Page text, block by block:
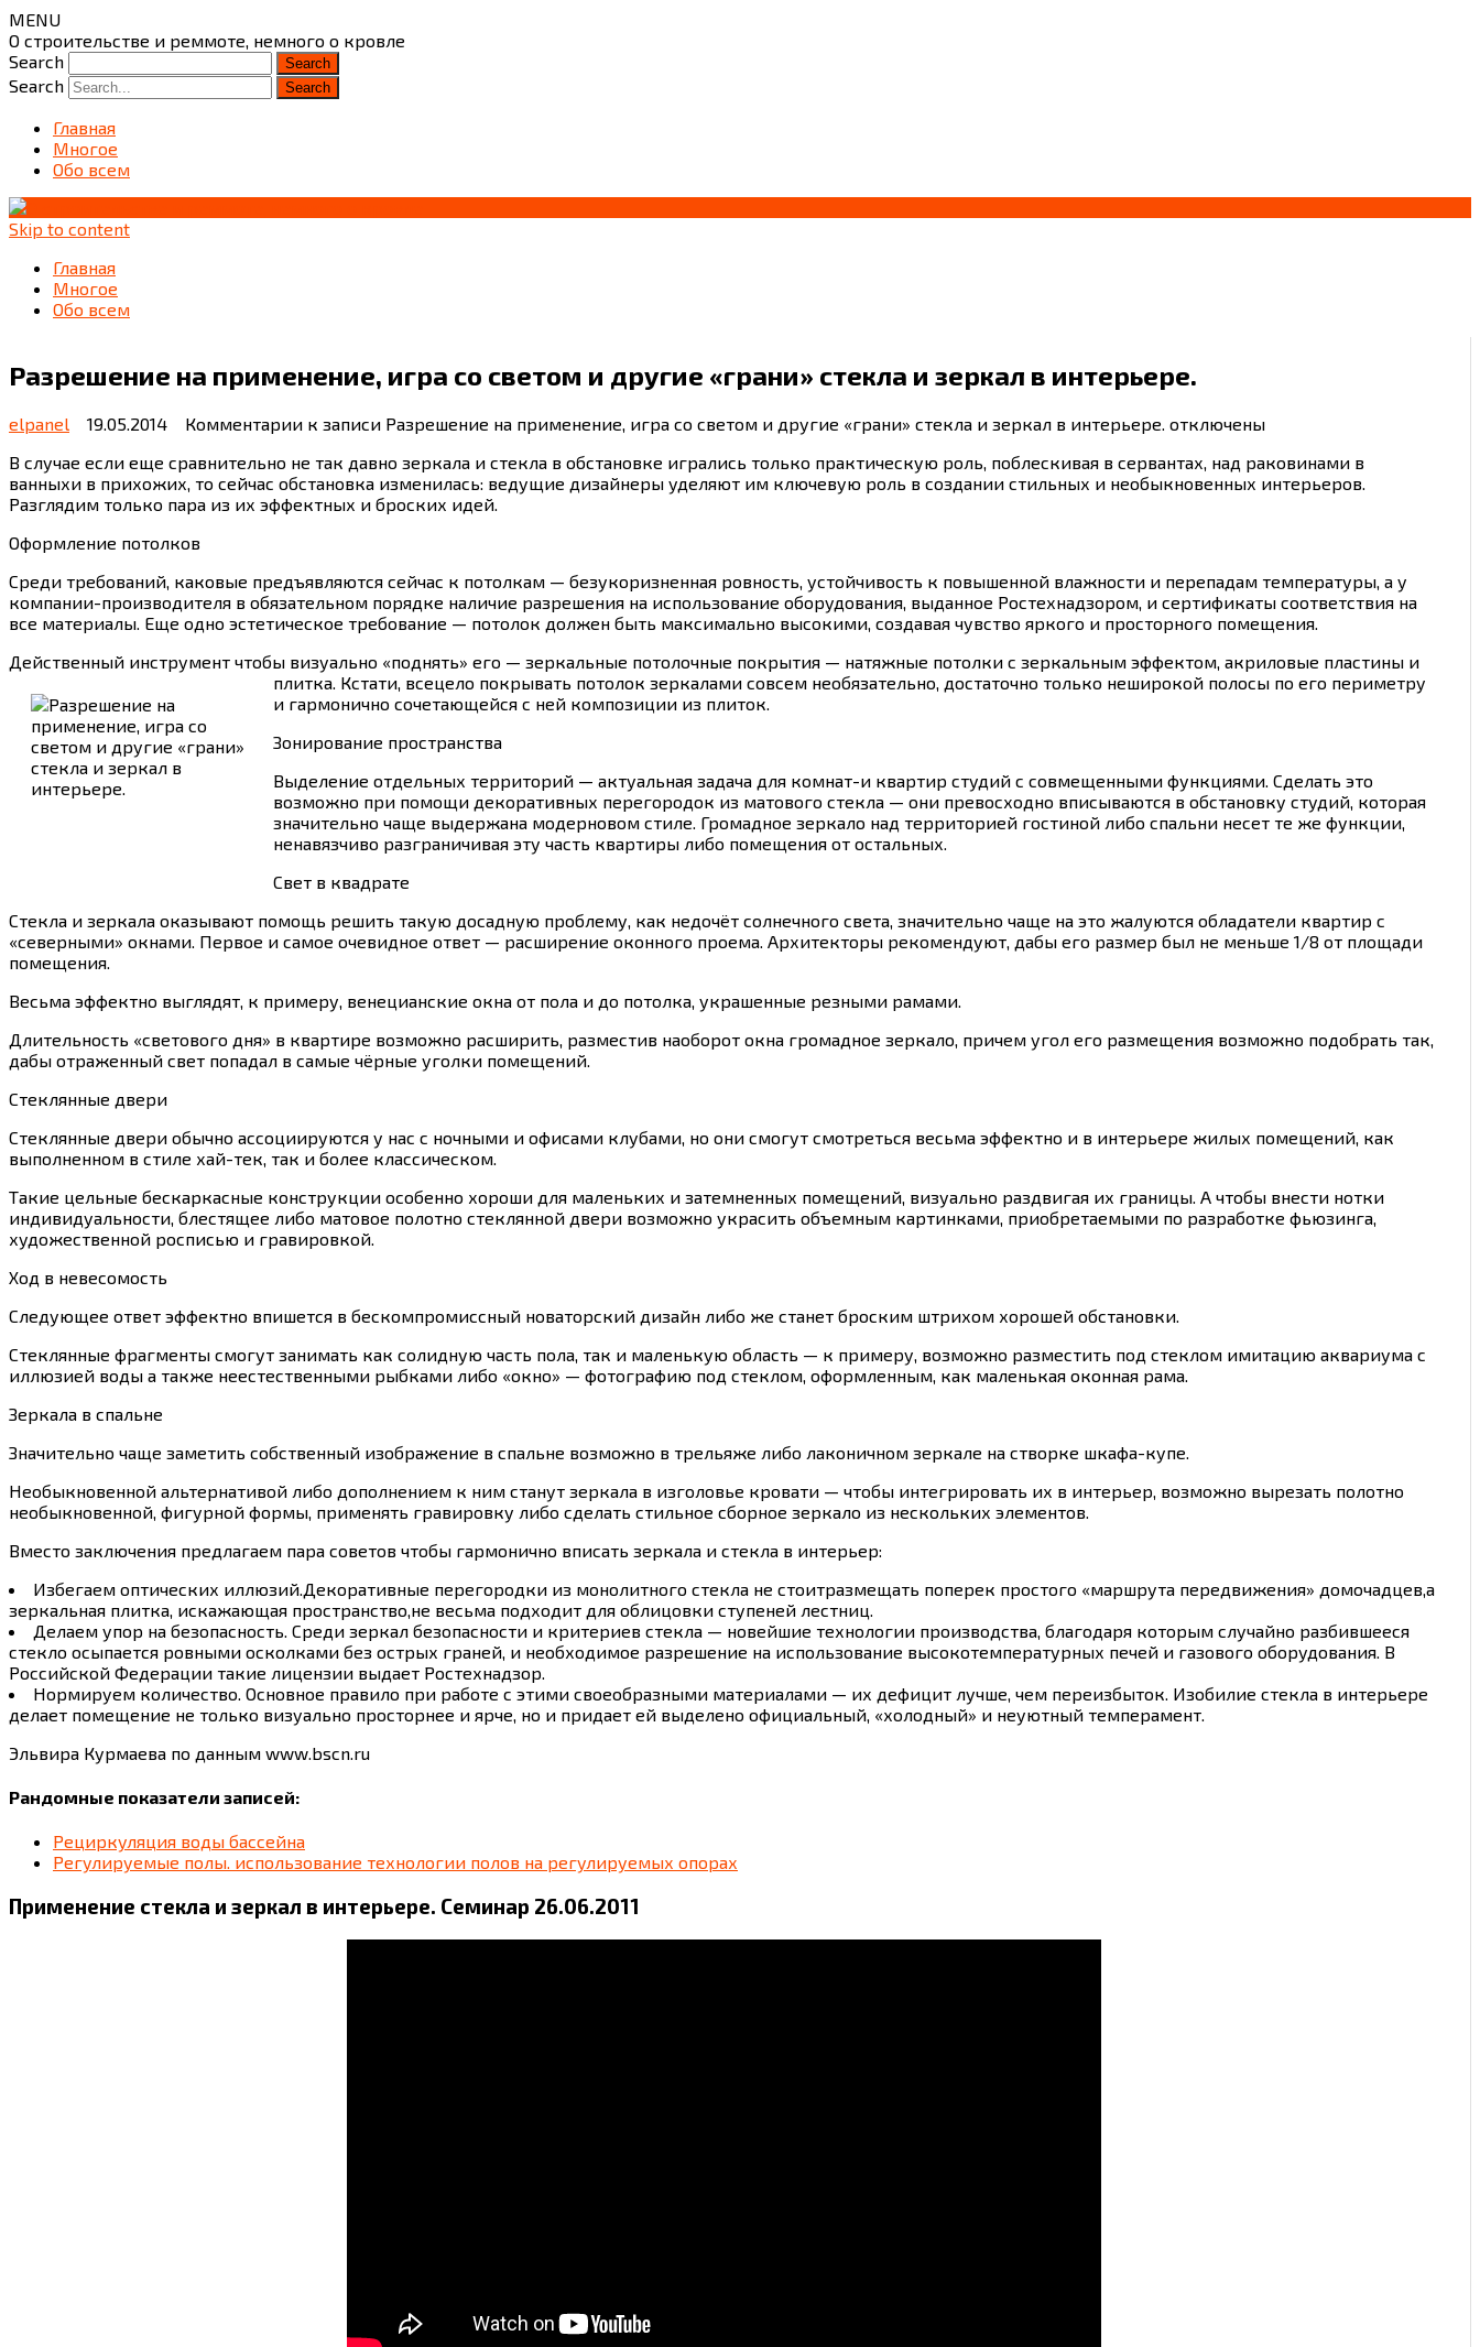
MENU
О строительстве и реммоте, немного о кровле
Search
Search
Главная
Многое
Обо всем
Skip to content
Главная
Многое
Обо всем
Разрешение на применение, игра со светом и другие «грани» стекла и зеркал в интерьере.
elpanel 19.05.2014 Комментарии к записи Разрешение на применение, игра со светом и другие «грани» стекла и зеркал в интерьере. отключены
В случае если еще сравнительно не так давно зеркала и стекла в обстановке игрались только практическую роль, поблескивая в сервантах, над раковинами в
ванныхи в прихожих, то сейчас обстановка изменилась: ведущие дизайнеры уделяют им ключевую роль в создании стильных и необыкновенных интерьеров.
Разглядим только пара из их эффектных и броских идей.
Оформление потолков
Среди требований, каковые предъявляются сейчас к потолкам — безукоризненная ровность, устойчивость к повышенной влажности и перепадам температуры, а у
компании-производителя в обязательном порядке наличие разрешения на использование оборудования, выданное Ростехнадзором, и сертификаты соответствия на
все материалы. Еще одно эстетическое требование — потолок должен быть максимально высокими, создавая чувство яркого и просторного помещения.
Действенный инструмент чтобы визуально «поднять» его — зеркальные потолочные покрытия — натяжные потолки с зеркальным эффектом, акриловые пластины и
плитка. Кстати, всецело покрывать потолок зеркалами совсем необязательно, достаточно только неширокой полосы по его периметру
и гармонично сочетающейся с ней композиции из плиток.
Зонирование пространства
Выделение отдельных территорий — актуальная задача для комнат-и квартир студий с совмещенными функциями. Сделать это
возможно при помощи декоративных перегородок из матового стекла — они превосходно вписываются в обстановку студий, которая
значительно чаще выдержана модерновом стиле. Громадное зеркало над территорией гостиной либо спальни несет те же функции,
ненавязчиво разграничивая эту часть квартиры либо помещения от остальных.
Свет в квадрате
Стекла и зеркала оказывают помощь решить такую досадную проблему, как недочёт солнечного света, значительно чаще на это жалуются обладатели квартир с
«северными» окнами. Первое и самое очевидное ответ — расширение оконного проема. Архитекторы рекомендуют, дабы его размер был не меньше 1/8 от площади
помещения.
Весьма эффектно выглядят, к примеру, венецианские окна от пола и до потолка, украшенные резными рамами.
Длительность «светового дня» в квартире возможно расширить, разместив наоборот окна громадное зеркало, причем угол его размещения возможно подобрать так,
дабы отраженный свет попадал в самые чёрные уголки помещений.
Стеклянные двери
Стеклянные двери обычно ассоциируются у нас с ночными и офисами клубами, но они смогут смотреться весьма эффектно и в интерьере жилых помещений, как
выполненном в стиле хай-тек, так и более классическом.
Такие цельные бескаркасные конструкции особенно хороши для маленьких и затемненных помещений, визуально раздвигая их границы. А чтобы внести нотки
индивидуальности, блестящее либо матовое полотно стеклянной двери возможно украсить объемным картинками, приобретаемыми по разработке фьюзинга,
художественной росписью и гравировкой.
Ход в невесомость
Следующее ответ эффектно впишется в бескомпромиссный новаторский дизайн либо же станет броским штрихом хорошей обстановки.
Стеклянные фрагменты смогут занимать как солидную часть пола, так и маленькую область — к примеру, возможно разместить под стеклом имитацию аквариума с
иллюзией воды а также неестественными рыбками либо «окно» — фотографию под стеклом, оформленным, как маленькая оконная рама.
Зеркала в спальне
Значительно чаще заметить собственный изображение в спальне возможно в трельяже либо лаконичном зеркале на створке шкафа-купе.
Необыкновенной альтернативой либо дополнением к ним станут зеркала в изголовье кровати — чтобы интегрировать их в интерьер, возможно вырезать полотно
необыкновенной, фигурной формы, применять гравировку либо сделать стильное сборное зеркало из нескольких элементов.
Вместо заключения предлагаем пара советов чтобы гармонично вписать зеркала и стекла в интерьер:
Избегаем оптических иллюзий.Декоративные перегородки из монолитного стекла не стоитразмещать поперек простого «маршрута передвижения» домочадцев,а
зеркальная плитка, искажающая пространство,не весьма подходит для облицовки ступеней лестниц.
Делаем упор на безопасность. Среди зеркал безопасности и критериев стекла — новейшие технологии производства, благодаря которым случайно разбившееся
стекло осыпается ровными осколками без острых граней, и необходимое разрешение на использование высокотемпературных печей и газового оборудования. В
Российской Федерации такие лицензии выдает Ростехнадзор.
Нормируем количество. Основное правило при работе с этими своеобразными материалами — их дефицит лучше, чем переизбыток. Изобилие стекла в интерьере
делает помещение не только визуально просторнее и ярче, но и придает ей выделено официальный, «холодный» и неуютный темперамент.
Эльвира Курмаева по данным www.bscn.ru
Рандомные показатели записей:
Рециркуляция воды бассейна
Регулируемые полы. использование технологии полов на регулируемых опорах
Применение стекла и зеркал в интерьере. Семинар 26.06.2011